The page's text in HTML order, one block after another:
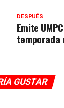
DESPUÉS
Emite
temporada
GUSTAR